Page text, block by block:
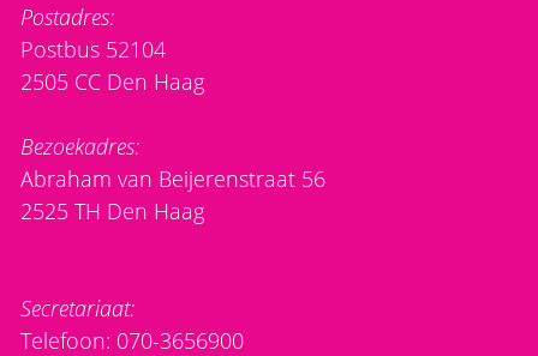
Postadres:
Postbus 52104
2505 CC Den Haag
Bezoekadres:
Abraham van Beijerenstraat 56
2525 TH Den Haag
Secretariaat:
Telefoon: 070-3656900